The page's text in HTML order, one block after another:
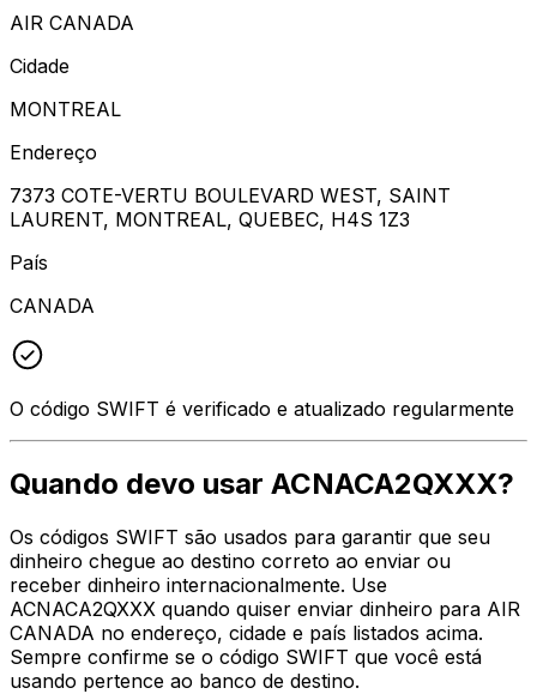
AIR CANADA
Cidade
MONTREAL
Endereço
7373 COTE-VERTU BOULEVARD WEST, SAINT
LAURENT, MONTREAL, QUEBEC, H4S 1Z3
País
CANADA
O código SWIFT é verificado e atualizado regularmente
Quando devo usar ACNACA2QXXX?
Os códigos SWIFT são usados para garantir que seu
dinheiro chegue ao destino correto ao enviar ou
receber dinheiro internacionalmente. Use
ACNACA2QXXX quando quiser enviar dinheiro para AIR
CANADA no endereço, cidade e país listados acima.
Sempre confirme se o código SWIFT que você está
usando pertence ao banco de destino.